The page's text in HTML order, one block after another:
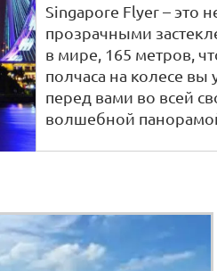
Singapore Flyer – это
прозрачными
в мире, 165 метров,
полчаса на колесе вы
перед вами во всей
волшебной